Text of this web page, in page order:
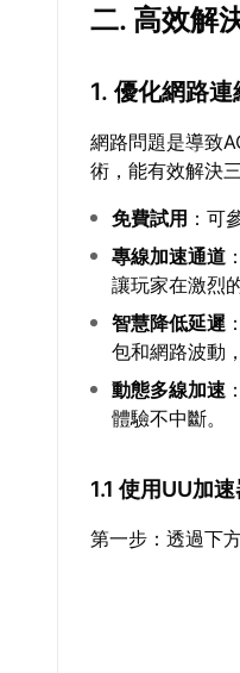
二. 高效解
1. 優化網路連
網路問題是導致
術，能有效解決
免費試用 ：可
專線加速通道
讓玩家在激烈
智慧降低延遲
包和網路波動
動態多線加速
體驗不中斷。
1.1 使用UU加
第一步：透過下